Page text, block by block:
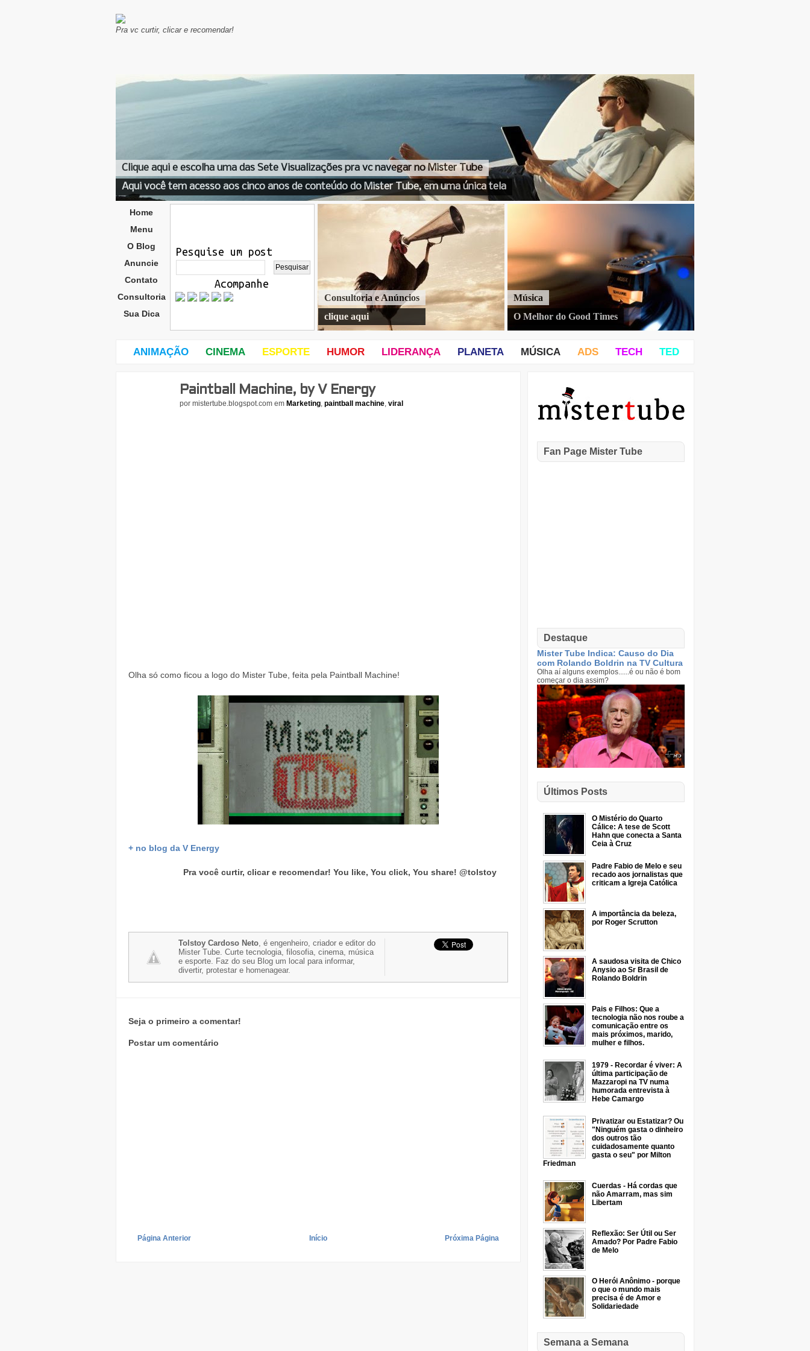
Pra vc curtir, clicar e recomendar!
Clique aqui e escolha uma das Sete Visualizações pra vc navegar no Mister Tube
Aqui você tem acesso aos cinco anos de conteúdo do Mister Tube, em uma única tela
Home
Menu
O Blog
Anuncie
Contato
Consultoria
Sua Dica
Pesquise um post
Acompanhe
Música
O Melhor do Good Times
Consultoria e Anúncios
clique aqui
ANIMAÇÃO CINEMA ESPORTE HUMOR LIDERANÇA PLANETA MÚSICA ADS TECH TED
Paintball Machine, by V Energy
por mistertube.blogspot.com em Marketing, paintball machine, viral
Olha só como ficou a logo do Mister Tube, feita pela Paintball Machine!
+ no blog da V Energy
Pra você curtir, clicar e recomendar! You like, You click, You share! @tolstoy
Tolstoy Cardoso Neto, é engenheiro, criador e editor do
Mister Tube. Curte tecnologia, filosofia, cinema, música
e esporte. Faz do seu Blog um local para informar,
divertir, protestar e homenagear.
Seja o primeiro a comentar!
Postar um comentário
Página Anterior Próxima Página
Início
Fan Page Mister Tube
Destaque
Mister Tube Indica: Causo do Dia
com Rolando Boldrin na TV Cultura
Olha aí alguns exemplos......é ou não é bom
começar o dia assim?
Últimos Posts
O Mistério do Quarto
Cálice: A tese de Scott
Hahn que conecta a Santa
Ceia à Cruz
Padre Fabio de Melo e seu
recado aos jornalistas que
criticam a Igreja Católica
A importância da beleza,
por Roger Scrutton
A saudosa visita de Chico
Anysio ao Sr Brasil de
Rolando Boldrin
Pais e Filhos: Que a
tecnologia não nos roube a
comunicação entre os
mais próximos, marido,
mulher e filhos.
1979 - Recordar é viver: A
última participação de
Mazzaropi na TV numa
humorada entrevista à
Hebe Camargo
Privatizar ou Estatizar? Ou
"Ninguém gasta o dinheiro
dos outros tão
cuidadosamente quanto
gasta o seu" por Milton
Friedman
Cuerdas - Há cordas que
não Amarram, mas sim
Libertam
Reflexão: Ser Útil ou Ser
Amado? Por Padre Fabio
de Melo
O Herói Anônimo - porque
o que o mundo mais
precisa é de Amor e
Solidariedade
Semana a Semana